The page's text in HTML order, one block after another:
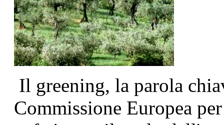
Il greening, la parola
Commissione Europea